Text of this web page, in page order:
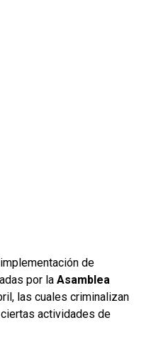
de
por la Asamblea
las cuales criminalizan
actividades de